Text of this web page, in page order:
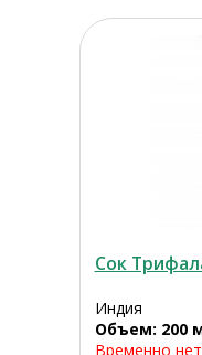
Сок
Индия
Объем: 200
Временно нет